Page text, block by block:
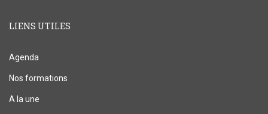
LIENS UTILES
Agenda
Nos formations
A la une